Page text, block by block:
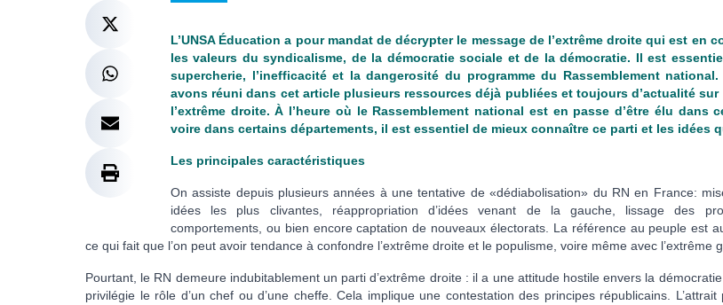
L’UNSA Éducation a pour mandat de décrypter le message de l’extrême droite qui est en
les valeurs du syndicalisme, de la démocratie sociale et de la démocratie. Il est
supercherie, l’inefficacité et la dangerosité du programme du Rassemblement
avons réuni dans cet article plusieurs ressources déjà publiées et toujours d’actualité sur
l’extrême droite. À l’heure où le Rassemblement national est en passe d’être élu dans
voire dans certains départements, il est essentiel de mieux connaître ce parti et les idées
Les principales caractéristiques
On assiste depuis plusieurs années à une tentative de «dédiabolisation» du RN en France:
idées les plus clivantes, réappropriation d’idées venant de la gauche, lissage des
comportements, ou bien encore captation de nouveaux électorats. La référence au peuple est
ce qui fait que l’on peut avoir tendance à confondre l’extrême droite et le populisme, voire même avec l’extrême
Pourtant, le RN demeure indubitablement un parti d’extrême droite : il a une attitude hostile envers la
privilégie le rôle d’un chef ou d’une cheffe. Cela implique une contestation des principes républicains.